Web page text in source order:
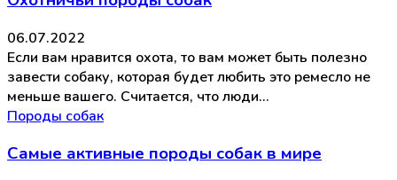
06.07.2022
Если вам нравится охота, то вам может быть полезно
завести собаку, которая будет любить это ремесло не
меньше вашего. Считается, что люди…
Породы собак
Самые активные породы собак в мире